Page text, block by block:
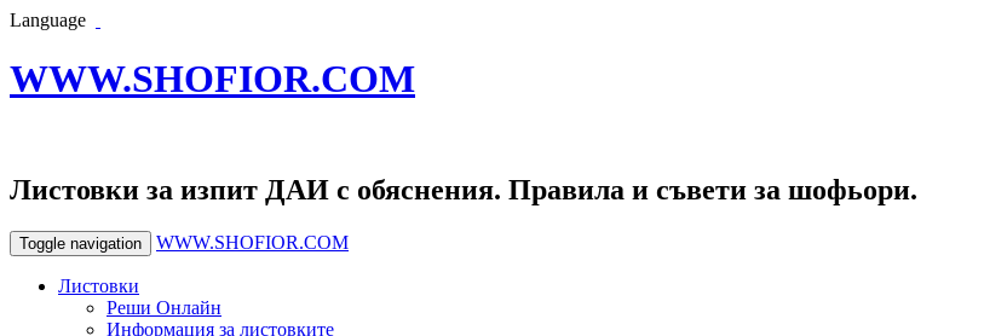
Language
WWW.SHOFIOR.COM
Листовки за изпит ДАИ с обяснения. Правила и съвети за шофьори.
Toggle navigation WWW.SHOFIOR.COM
Листовки
Реши Онлайн
Информация за листовките